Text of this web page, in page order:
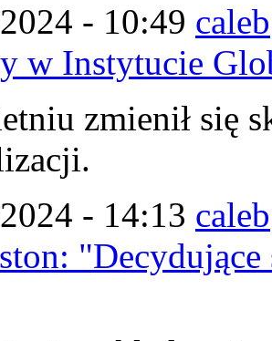
- 10:49 caleb
w Instytucie
zmienił się
- 14:13 caleb